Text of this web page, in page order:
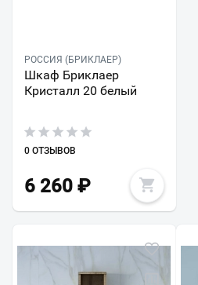
РОССИЯ (БРИКЛАЕР)
Шкаф Бриклаер
Кристалл 20 белый
0 ОТЗЫВОВ
6 260 ₽